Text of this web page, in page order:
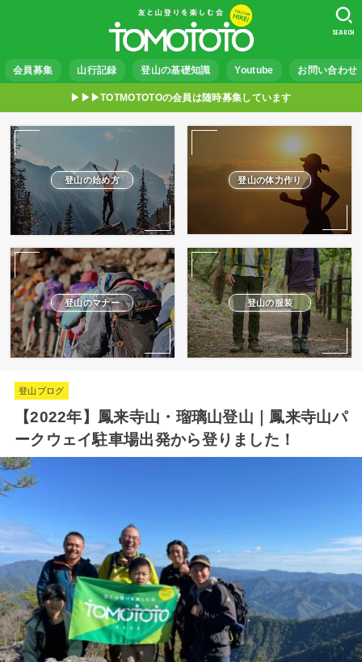
会員募集 山行記録 登山の基礎知識 Youtube お問い合わせ
SEARCH
▶︎▶︎▶︎TOTMOTOTOの会員は随時募集しています
登山の始め方 登山の体力作り
登山のマナー 登山の服装
登山ブログ
【2022年】鳳来寺山・瑠璃山登山｜鳳来寺山パ
ークウェイ駐車場出発から登りました！